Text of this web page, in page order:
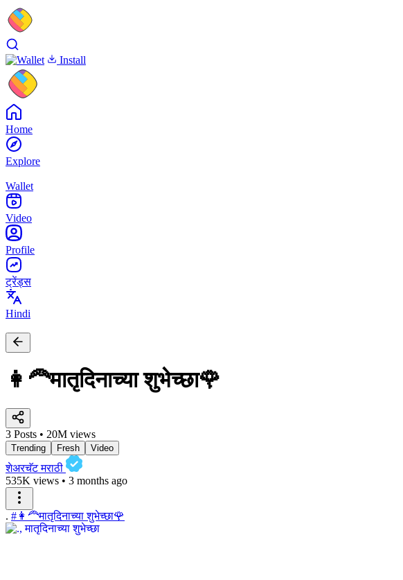
Install
Home
Explore
Wallet
Video
Profile
ट्रेंड्स
Hindi
👩‍🦰मातृदिनाच्या शुभेच्छा🌹
3 Posts • 20M views
Trending Fresh Video
शेअरचॅट मराठी
535K views • 3 months ago
. #👩‍🦰मातृदिनाच्या शुभेच्छा🌹